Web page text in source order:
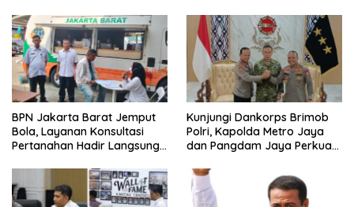
BPN Jakarta Barat Jemput
Bola, Layanan Konsultasi
Pertanahan Hadir Langsung
Kunjungi Dankorps Brimob
Polri, Kapolda Metro Jaya
dan Pangdam Jaya Perkuat